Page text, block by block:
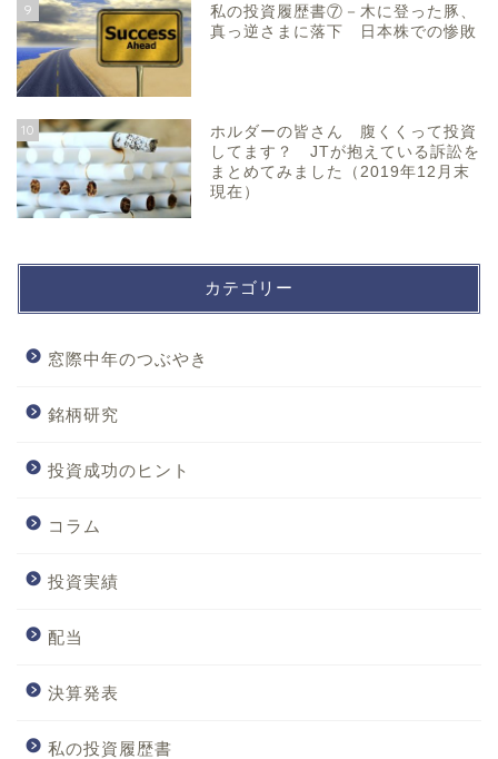
9
私の投資履歴書⑦－木に登った豚、
真っ逆さまに落下 日本株での惨敗
10
ホルダーの皆さん 腹くくって投資
してます？ JTが抱えている訴訟を
まとめてみました（2019年12月末
現在）
カテゴリー
窓際中年のつぶやき
銘柄研究
投資成功のヒント
コラム
投資実績
配当
決算発表
私の投資履歴書